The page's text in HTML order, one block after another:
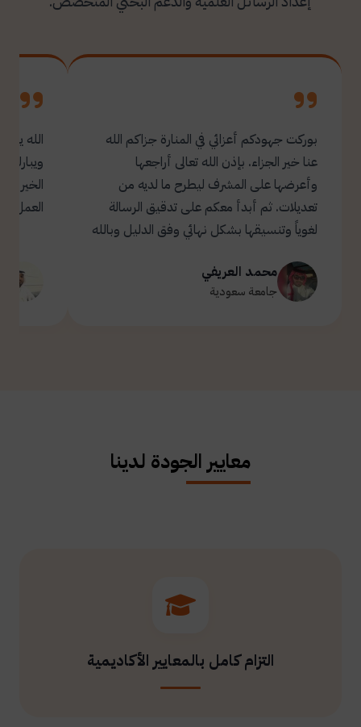
بوركت جهودكم أعزائي في المنارة جزاكم الله
عنا خير الجزاء. بإذن الله تعالى أراجعها
وأعرضها على المشرف ليطرح ما لديه من
تعديلات. ثم أبدأ معكم على تدقيق الرسالة
لغوياً وتنسيقها بشكل نهائي وفق الدليل وبالله
محمد العريفي
جامعة سعودية
الله
العمل.
معايير الجودة لدينا
التزام كامل بالمعايير الأكاديمية